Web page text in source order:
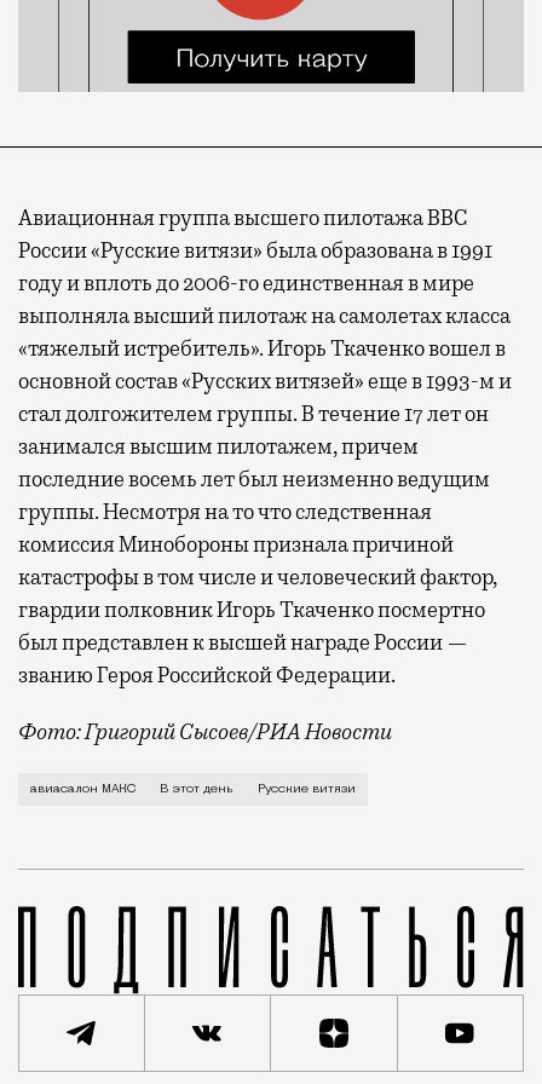
Авиационная группа высшего пилотажа ВВС
России «Русские витязи» была образована в 1991
году и вплоть до 2006-го единственная в мире
выполняла высший пилотаж на самолетах класса
«тяжелый истребитель». Игорь Ткаченко вошел в
основной состав «Русских витязей» еще в 1993-м и
стал долгожителем группы. В течение 17 лет он
занимался высшим пилотажем, причем
последние восемь лет был неизменно ведущим
группы. Несмотря на то что следственная
комиссия Минобороны признала причиной
катастрофы в том числе и человеческий фактор,
гвардии полковник Игорь Ткаченко посмертно
был представлен к высшей награде России —
званию Героя Российской Федерации.
Фото: Григорий Сысоев/РИА Новости
16августа 2009 года в Раменском районе
авиасалон МАКС В этот день Русские витязи